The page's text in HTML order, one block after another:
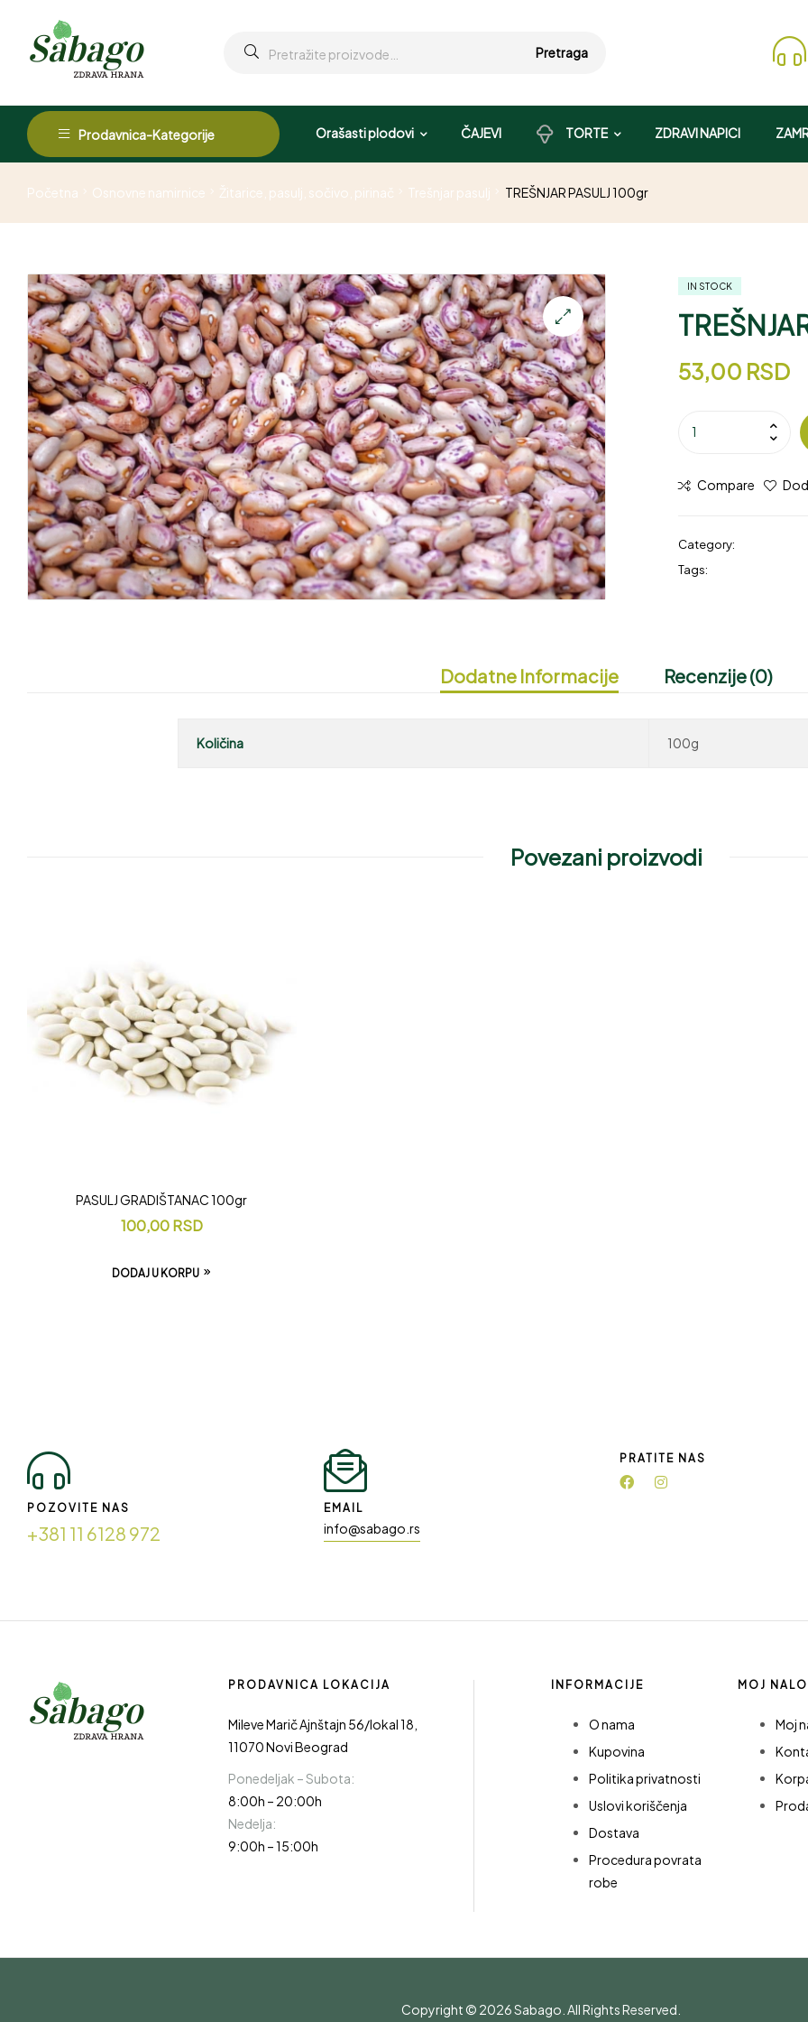
Pretraga
Prodavnica-Kategorije Orašasti plodovi ČAJEVI TORTE ZDRAVI NAPICI
Početna Osnovne namirnice Žitarice, pasulj, sočivo, pirinač Trešnjar pasulj TREŠNJAR PASULJ 100gr
IN STOCK
53,00 RSD
Compare
Category:
Tags:
Dodatne Informacije Recenzije (0)
Količina 100g
Povezani proizvodi
PASULJ GRADIŠTANAC 100gr
100,00RSD
DODAJ U KORPU
POZOVITE NAS
+381 11 6128 972
EMAIL
info@sabago.rs
PRATITE NAS
PRODAVNICA LOKACIJA
Mileve Marič Ajnštajn 56/lokal 18,
11070 Novi Beograd
Ponedeljak – Subota:
8:00h – 20:00h
Nedelja:
9:00h – 15:00h
INFORMACIJE
O nama
Kupovina
Politika privatnosti
Uslovi koriščenja
Dostava
Procedura povrata
robe
MOJ
Moj
Copyright © 2026Sabago . All Rights Reserved.